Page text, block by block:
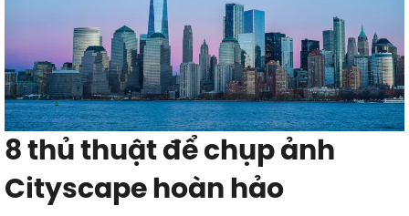
8 thủ thuật để chụp ảnh
Cityscape hoàn hảo